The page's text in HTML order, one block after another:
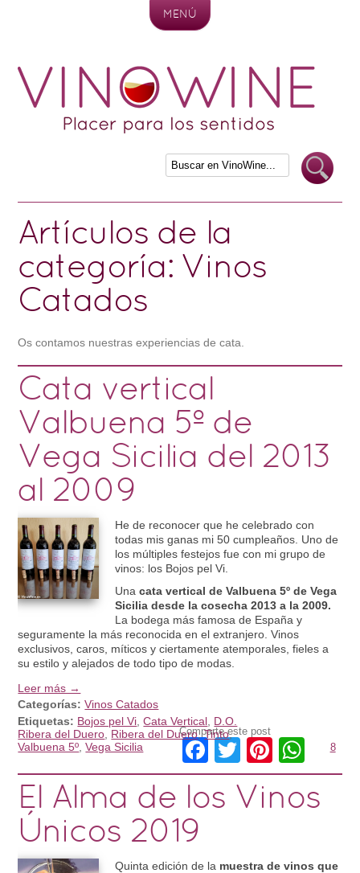
MENÚ
Artículos de la
categoría: Vinos
Catados
Os contamos nuestras experiencias de cata.
Cata vertical
Valbuena 5º de
Vega Sicilia del 2013
al 2009
He de reconocer que he celebrado con
todas mis ganas mi 50 cumpleaños. Uno de
los múltiples festejos fue con mi grupo de
vinos: los Bojos pel Vi.
Unacata vertical de Valbuena 5º de Vega
Sicilia desde la cosecha 2013 a la 2009.
La bodega más famosa de España y
seguramente la más reconocida en el extranjero. Vinos
exclusivos, caros, míticos y ciertamente atemporales, fieles a
su estilo y alejados de todo tipo de modas.
Leer más →
Categorías:Vinos Catados
Etiquetas: Bojos pel Vi ,Cata Vertical D.O.
Ribera del Duero Ribera del Duero,Tinto,
Valbuena 5º ,Vega Sicilia
Comparte este post
Facebook
Twitter 8
El Alma de los Vinos
Únicos 2019
Quinta edición de la muestra de vinos que